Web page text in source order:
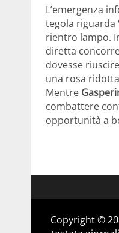
L’emergenza
tegola riguarda
rientro lampo.
diretta
dovesse
una rosa
Mentre
combattere
opportunità a
Copyright ©